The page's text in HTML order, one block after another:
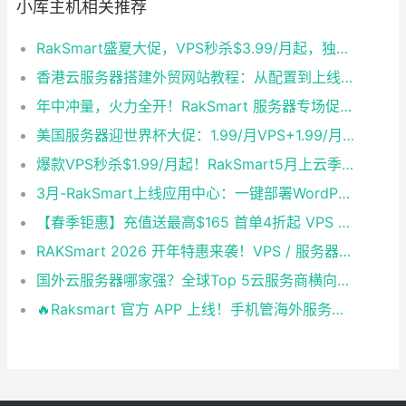
小库主机相关推荐
RakSmart盛夏大促，VPS秒杀$3.99/月起，独服$29.9/月封顶
香港云服务器搭建外贸网站教程：从配置到上线全流程
年中冲量，火力全开！RakSmart 服务器专场促销，错过等一年！
美国服务器迎世界杯大促：1.99/月VPS+1.99/月VPS+9.9/年主机，高清看球不卡顿！
爆款VPS秒杀$1.99/月起！RakSmart5月上云季，新用户再享6.5折，E3服务器买一年送一年！
3月-RakSmart上线应用中心：一键部署WordPress、宝塔、MySQL等，让上云真正“开箱即用”
【春季钜惠】充值送最高$165 首单4折起 VPS $1.99 独服站群仅$90！
RAKSmart 2026 开年特惠来袭！VPS / 服务器限时秒杀，福利享不停
国外云服务器哪家强？全球Top 5云服务商横向评测与选型建议
🔥Raksmart 官方 APP 上线！手机管海外服务器，重启 / 续费 / 工单一键搞定